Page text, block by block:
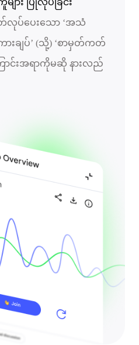
ား ပြုလုပ်ခြင်း
တ်လုပ်ပေးသော ‘အသံ
ားချပ်’ (သို့) ‘စာမှတ်ကတ်
ာင်းအရာကိုမဆို နားလည်